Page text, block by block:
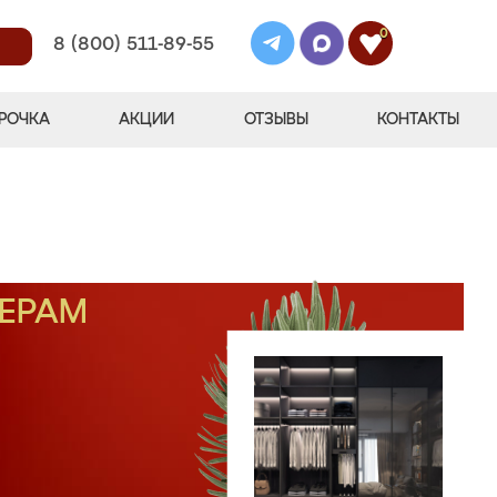
8 (800) 511-89-55
0
АКЦИИ ОТЗЫВЫ КОНТАКТЫ